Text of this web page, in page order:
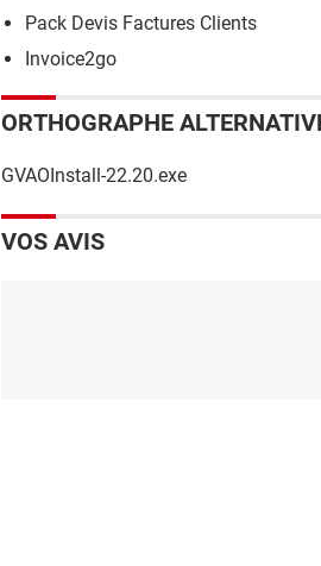
Pack Devis Factures Clients
Invoice2go
ORTHOGRAPHE
GVAOInstall-22.20.exe
VOS AVIS